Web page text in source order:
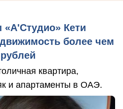
«А'Студио» Кети
более чем
квартира,
и апартаменты в ОАЭ.